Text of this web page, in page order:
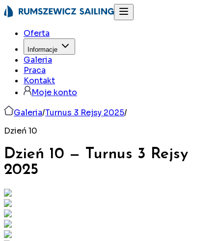
Oferta
Informacje
Galeria
Praca
Kontakt
Moje konto
Galeria/Turnus 3 Rejsy 2025/
Dzień 10
Dzień 10 —
Turnus 3 Rejsy
2025